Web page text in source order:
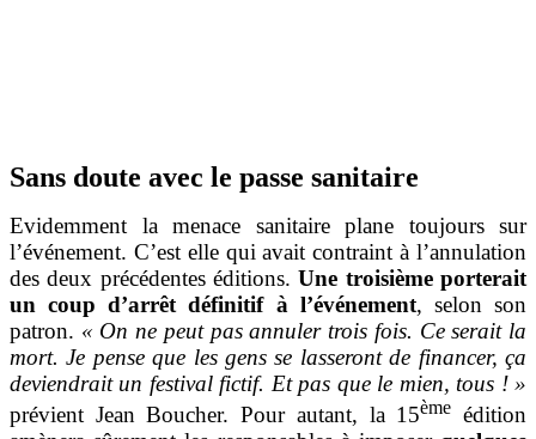
Sans doute avec le passe sanitaire
Evidemment la menace sanitaire plane toujours sur
l’événement. C’est elle qui avait contraint à l’annulation
des deux précédentes éditions.Une troisième porterait
un coup d’arrêt définitif à l’événement, selon son
patron. « On ne peut pas annuler trois fois. Ce serait la
mort. Je pense que les gens se lasseront de financer, ça
deviendrait un festival fictif. Et pas que le mien, tous ! »
prévient Jean Boucher. Pour autant, la 15ème édition